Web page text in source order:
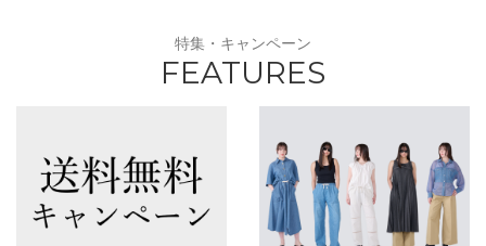
特集・キャンペーン
FEATURES